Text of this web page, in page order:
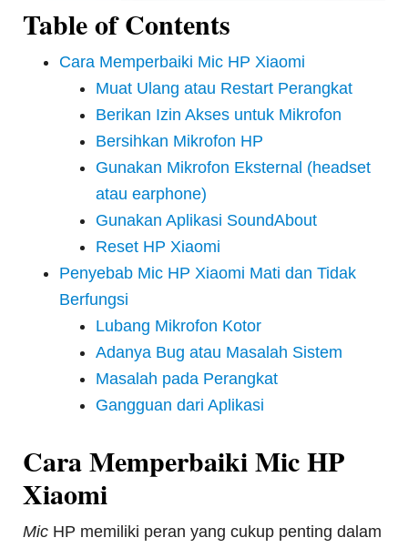
Table of Contents
Cara Memperbaiki Mic HP Xiaomi
Muat Ulang atau Restart Perangkat
Berikan Izin Akses untuk Mikrofon
Bersihkan Mikrofon HP
Gunakan Mikrofon Eksternal (headset
atau earphone)
Gunakan Aplikasi SoundAbout
Reset HP Xiaomi
Penyebab Mic HP Xiaomi Mati dan Tidak
Berfungsi
Lubang Mikrofon Kotor
Adanya Bug atau Masalah Sistem
Masalah pada Perangkat
Gangguan dari Aplikasi
Cara Memperbaiki Mic HP
Xiaomi
Mic HP memiliki peran yang cukup penting dalam